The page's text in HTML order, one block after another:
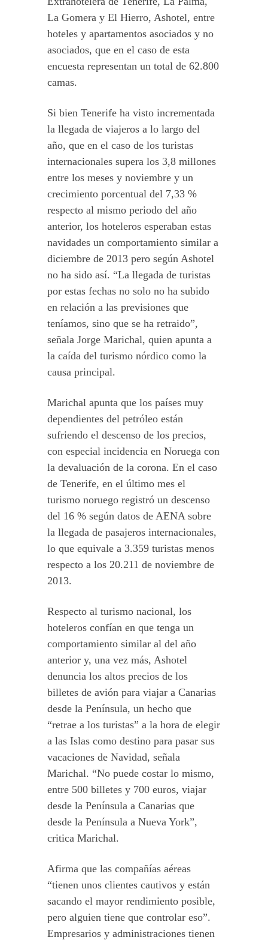
La Gomera y El Hierro, Ashotel, entre
hoteles y apartamentos asociados y no
asociados, que en el caso de esta
encuesta representan un total de 62.800
camas.
Si bien Tenerife ha visto incrementada
la llegada de viajeros a lo largo del
año, que en el caso de los turistas
internacionales supera los 3,8 millones
entre los meses y noviembre y un
crecimiento porcentual del 7,33 %
respecto al mismo periodo del año
anterior, los hoteleros esperaban estas
navidades un comportamiento similar a
diciembre de 2013 pero según Ashotel
no ha sido así. “La llegada de turistas
por estas fechas no solo no ha subido
en relación a las previsiones que
teníamos, sino que se ha retraido”,
señala Jorge Marichal, quien apunta a
la caída del turismo nórdico como la
causa principal.
Marichal apunta que los países muy
dependientes del petróleo están
sufriendo el descenso de los precios,
con especial incidencia en Noruega con
la devaluación de la corona. En el caso
de Tenerife, en el último mes el
turismo noruego registró un descenso
del 16 % según datos de AENA sobre
la llegada de pasajeros internacionales,
lo que equivale a 3.359 turistas menos
respecto a los 20.211 de noviembre de
2013.
Respecto al turismo nacional, los
hoteleros confían en que tenga un
comportamiento similar al del año
anterior y, una vez más, Ashotel
denuncia los altos precios de los
billetes de avión para viajar a Canarias
desde la Península, un hecho que
“retrae a los turistas” a la hora de elegir
a las Islas como destino para pasar sus
vacaciones de Navidad, señala
Marichal. “No puede costar lo mismo,
entre 500 billetes y 700 euros, viajar
desde la Península a Canarias que
desde la Península a Nueva York”,
critica Marichal.
Afirma que las compañías aéreas
“tienen unos clientes cautivos y están
sacando el mayor rendimiento posible,
pero alguien tiene que controlar eso”.
Empresarios y administraciones tienen